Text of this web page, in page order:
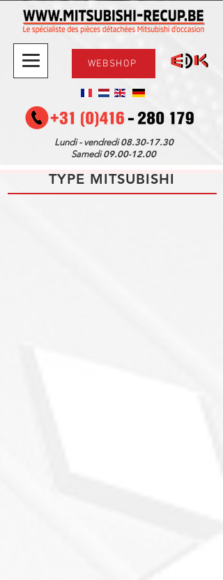
WEBSHOP
Lundi - vendredi08.30-17.30
Samedi09.00-12.00
TYPE MITSUBISHI